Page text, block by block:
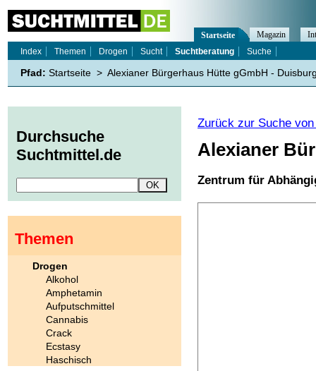
Zurück zur Suche
Alexianer
Zentrum für
Startseite Magazin
Index
Themen Drogen Sucht Suchtberatung Suche
Pfad: Startseite > Alexianer Bürgerhaus Hütte gGmbH -
Durchsuche
Suchtmittel.de
Themen
Drogen
Alkohol
Amphetamin
Aufputschmittel
Cannabis
Crack
Ecstasy
Haschisch